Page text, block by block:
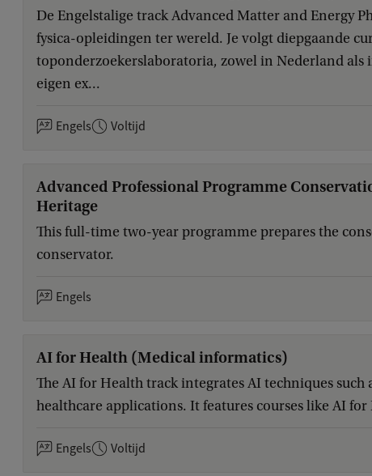
De Engelstalige track Advanced Matter and Energy
fysica-opleidingen ter wereld. Je volgt diepgaande
toponderzoekerslaboratoria, zowel in Nederland
eigen ex...
Engels Voltijd
Advanced Professional Programme
Heritage
This full-time two-year programme prepares the
conservator.
Engels
AI for Health (Medical informatics)
The AI for Health track integrates AI techniques
healthcare applications. It features courses like AI
Engels Voltijd